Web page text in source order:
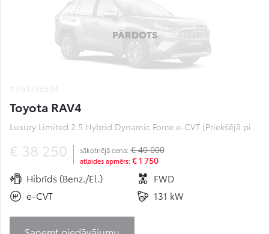
PĀRDOTS
Toyota RAV4
Luxury Limited 2.5 Hybrid Dynamic Force e-CVT (Priekšējā piedziņa) (131 kW)
€ 38 250 sākotnējā cena: € 40 000
atlaides apmērs: € 1 750
Hibrīds (Benz./El.)
FWD
e-CVT
131 kW
Saņemt piedāvājumu